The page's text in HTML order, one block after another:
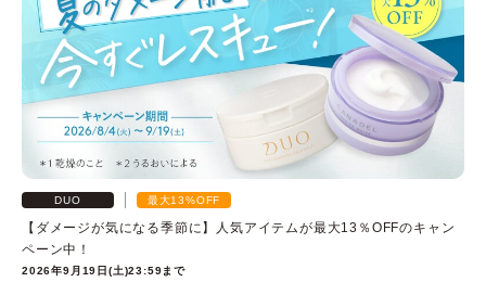
あしたの美肌 |
美容情報を発信・キレイをサポートするWebメディア
DUO 最大13%OFF
【ダメージが気になる季節に】人気アイテムが最大13％OFFのキャン
ペーン中！
2026年9月19日(土)23:59まで